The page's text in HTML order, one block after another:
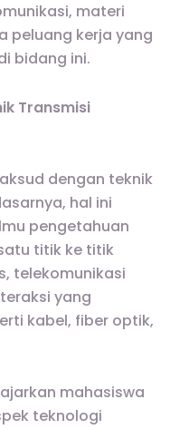
materi
peluang kerja yang
bidang ini.
Transmisi
dengan teknik
hal ini
pengetahuan
titik ke titik
telekomunikasi
yang
kabel, fiber optik,
mahasiswa
teknologi